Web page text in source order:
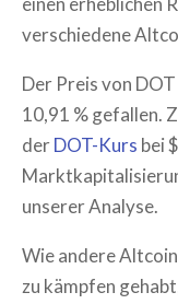
verschiedene
Der Preis von
10,91 % gefallen.
derDOT-Kurs bei
unserer Analyse.
Wie andere
zu kämpfen